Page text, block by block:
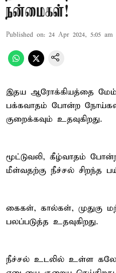
நன்மைகள்!
Published on: 24 Apr 2024, 5:05 am
இதய ஆரோக்கியத்தை
பக்கவாதம் போன்ற
குறைக்கவும் உதவுகிறது.
மூட்டுவலி, கீழ்வாதம்
மீள்வதற்கு நீச்சல் சிறந்த
கைகள், கால்கள், முதுகு
பலப்படுத்த உதவுகிறது.
நீச்சல் உடலில் உள்ள